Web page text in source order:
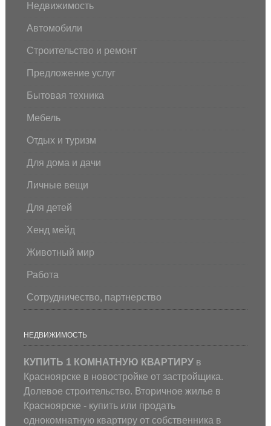
Недвижимость
Автомобили
Строительство и ремонт
Предложение услуг
Бытовая техника
Мебель
Отдых и туризм
Для дома и дачи
Личные вещи
Для детей
Хенд мейд
Животный мир
Работа
Сотрудничество, партнерство
НЕДВИЖИМОСТЬ
КУПИТЬ 1 КОМНАТНУЮ КВАРТИРУв
Красноярске в новостройке от застройщика.
Долевое строительство. Вторичное жилье в
Красноярске - купить или продать
однокомнатную квартиру от собственника в